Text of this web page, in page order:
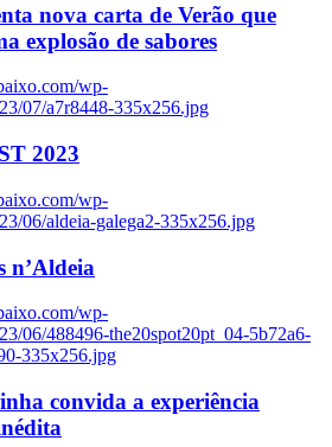
nova carta de Verão que
explosão de sabores
wp-
07/a7r8448-335x256.jpg
2023
wp-
06/aldeia-galega2-335x256.jpg
n’Aldeia
wp-
06/488496-the20spot20pt_04-5b72a6-
335x256.jpg
convida a experiência